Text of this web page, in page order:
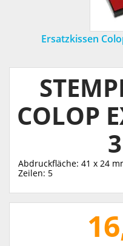
Ersatzkissen
COLOP
Abdruckfläche: 41 x 24
Zeilen: 5